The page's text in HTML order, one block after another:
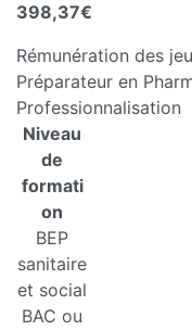
398,37€
Rémunération des
Préparateur en
Professionnalisation
Niveau
de
formati
on
BEP
sanitaire
et social
BAC ou